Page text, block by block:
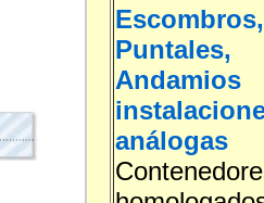
análogas